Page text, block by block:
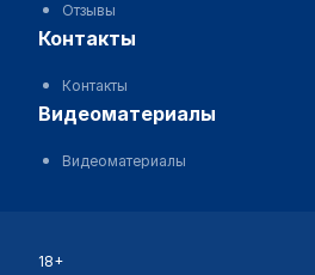
Отзывы
контакты
Контакты
видеоматериалы
Видеоматериалы
18+